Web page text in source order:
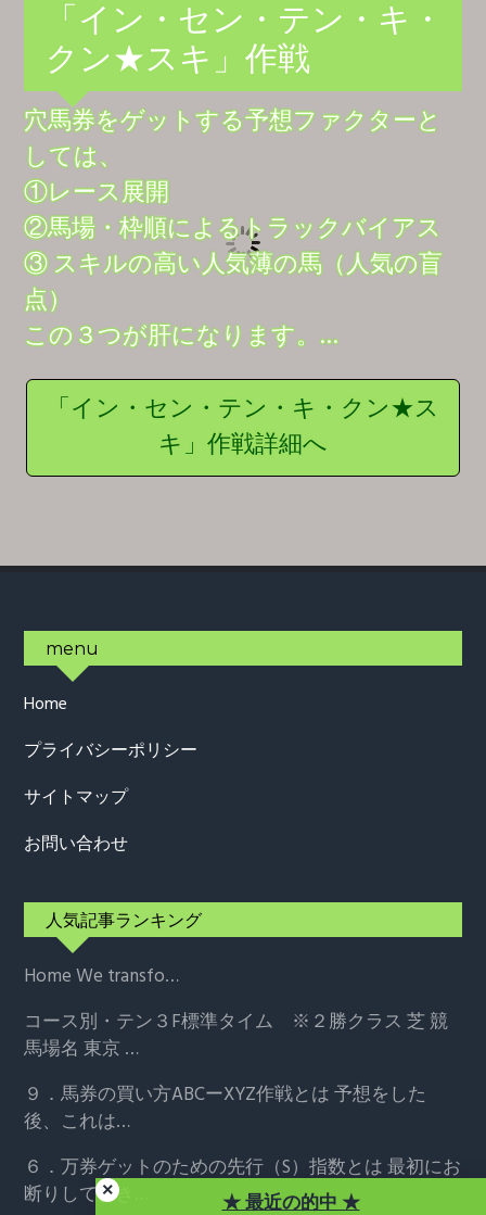
「イン・セン・テン・キ・
クン★スキ」作戦
穴馬券をゲットする予想ファクターと
しては、
①レース展開
②馬場・枠順によるトラックバイアス
③ スキルの高い人気薄の馬（人気の盲
点）
この３つが肝になります。…
「イン・セン・テン・キ・クン★ス
キ」作戦詳細へ
Footer
menu
Home
プライバシーポリシー
サイトマップ
お問い合わせ
人気記事ランキング
HomeWe transfo…
コース別・テン３F標準タイム ※２勝クラス 芝 競
馬場名 東京 …
９．馬券の買い方ABCーXYZ作戦とは予想をした
後、これは…
６．万券ゲットのための先行（S）指数とは最初にお
断りしておき…
★ 最近の的中 ★